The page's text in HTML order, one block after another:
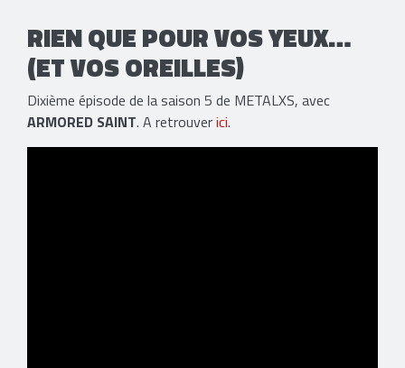
RIEN QUE POUR VOS YEUX…
(ET VOS OREILLES)
Dixième épisode de la saison 5 de METALXS, avec
ARMORED SAINT. A retrouverici.